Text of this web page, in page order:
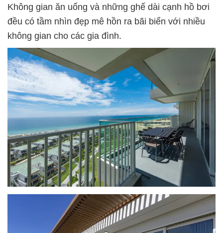
Không gian ăn uống và những ghế dài cạnh hồ bơi
đều có tầm nhìn đẹp mê hồn ra bãi biển với nhiều
không gian cho các gia đình.